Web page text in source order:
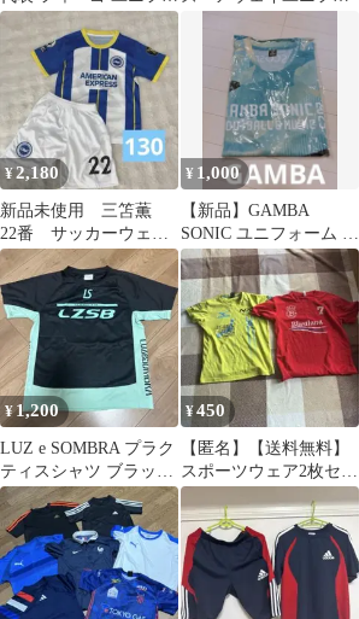
ーム 7番レプリカ
¥2,180
新品未使用 三笘薫
22番 サッカーウェ
ア 130
¥ 1,000
【新品】GAMBA
SONIC ユニフォーム サ
ッカーウェア
¥1,200
LUZ e SOMBRA プラク
ティスシャツ ブラック
160
¥450
【匿名】【送料無料】
スポーツウェア2枚セッ
ト ジャージ